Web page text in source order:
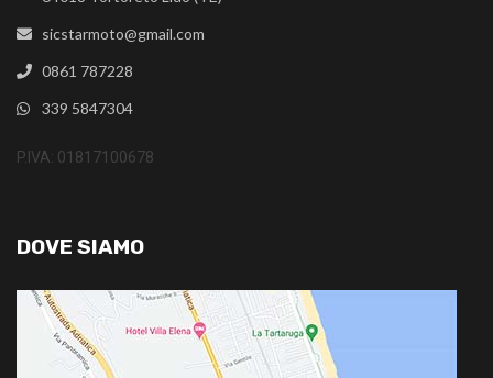
sicstarmoto@gmail.com
0861 787228
339 5847304
P.IVA: 01817100678
DOVE SIAMO